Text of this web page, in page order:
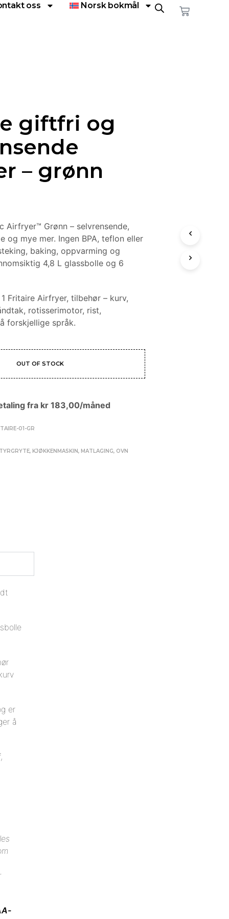
oss Norsk bokmål
giftfri og
– grønn
Airfryer™ Grønn – selvrensende,
og mye mer. Ingen BPA, teflon eller
baking, oppvarming og
4,8 L glassbolle og 6
Fritaire Airfryer, tilbehør – kurv,
rotisserimotor, rist,
forskjellige språk.
OUT OF STOCK
fra kr 183,00/måned
01-GR
, KJØKKENMASKIN, MATLAGING, OVN
er
å